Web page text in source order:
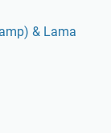
& Lama